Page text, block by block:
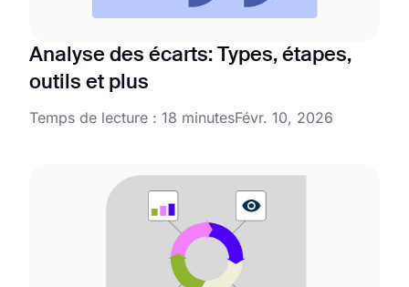
Analyse des écarts: Types, étapes,
outils et plus
Temps de lecture : 18 minutesFévr. 10, 2026